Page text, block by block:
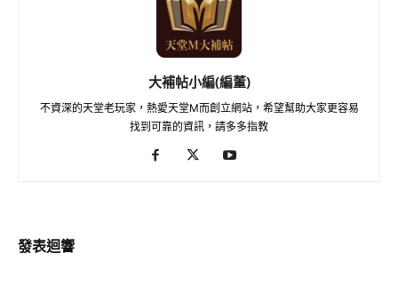
大補帖小編(編董)
不資深的天堂老玩家，熱愛天堂M而創立網站，希望幫助大家更容易
找到可靠的資訊，請多多指教
發表迴響